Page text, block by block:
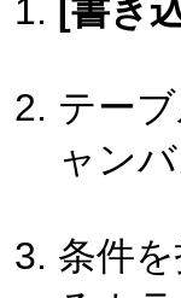
[書き
テー
ャン
条件